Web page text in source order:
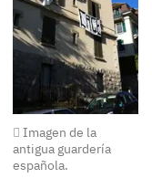
Imagen de la
antigua guardería
española.